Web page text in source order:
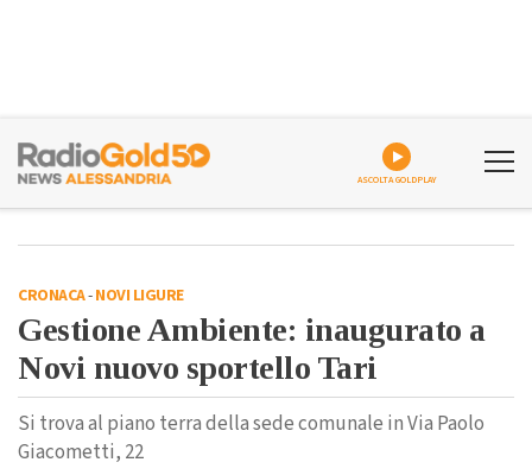
ASCOLTA GOLDPLAY
CRONACA-NOVI LIGURE
Gestione Ambiente: inaugurato a
Novi nuovo sportello Tari
Si trova al piano terra della sede comunale in Via Paolo
Giacometti, 22